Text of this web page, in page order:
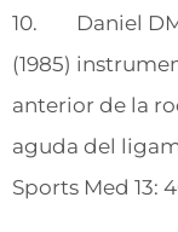
10. Daniel DM,
(1985)
anterior de la
aguda del
Sports Med 13: